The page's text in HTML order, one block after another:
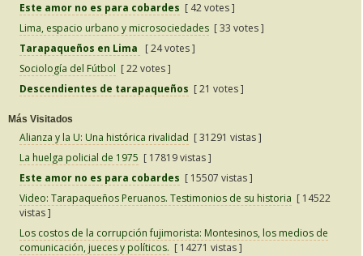
Este amor no es para cobardes [ 42 votes ]
Lima, espacio urbano y microsociedades [ 33 votes ]
Tarapaqueños en Lima
[ 24 votes ]
Sociología del Fútbol [ 22 votes ]
Descendientes de tarapaqueños [ 21 votes ]
Más Visitados
Alianza y la U: Una histórica rivalidad [ 31291 vistas ]
La huelga policial de 1975 [ 17819 vistas ]
Este amor no es para cobardes [ 15507 vistas ]
Video: Tarapaqueños Peruanos. Testimonios de su historia [ 14522
vistas ]
Los costos de la corrupción fujimorista: Montesinos, los medios de
comunicación, jueces y políticos. [ 14271 vistas ]